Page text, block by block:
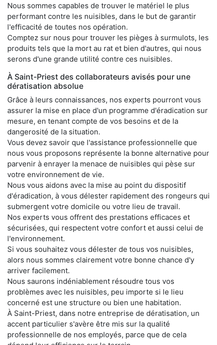
Nous sommes capables de trouver le matériel le plus
performant contre les nuisibles, dans le but de garantir
l'efficacité de toutes nos opération.
Comptez sur nous pour trouver les pièges à surmulots, les
produits tels que la mort au rat et bien d'autres, qui nous
serons d'une grande utilité contre ces nuisibles.
À Saint-Priest des collaborateurs avisés pour une
dératisation absolue
Grâce à leurs connaissances, nos experts pourront vous
assurer la mise en place d'un programme d'éradication sur
mesure, en tenant compte de vos besoins et de la
dangerosité de la situation.
Vous devez savoir que l'assistance professionnelle que
nous vous proposons représente la bonne alternative pour
parvenir à enrayer la menace de nuisibles qui pèse sur
votre environnement de vie.
Nous vous aidons avec la mise au point du dispositif
d'éradication, à vous délester rapidement des rongeurs qui
submergent votre domicile ou votre lieu de travail.
Nos experts vous offrent des prestations efficaces et
sécurisées, qui respectent votre confort et aussi celui de
l'environnement.
Si vous souhaitez vous délester de tous vos nuisibles,
alors nous sommes clairement votre bonne chance d'y
arriver facilement.
Nous saurons indéniablement résoudre tous vos
problèmes avec les nuisibles, peu importe si le lieu
concerné est une structure ou bien une habitation.
À Saint-Priest, dans notre entreprise de dératisation, un
accent particulier s'avère être mis sur la qualité
professionnelle de nos employés, parce que de cela